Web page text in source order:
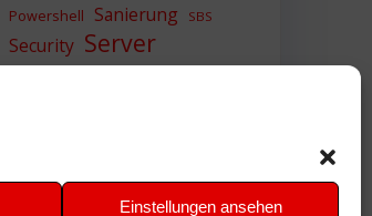
Einstellungen ansehen
Powershell Sanierung SBS
Security Server
Sicherheit SIEM
VMWare VPN WAZUH